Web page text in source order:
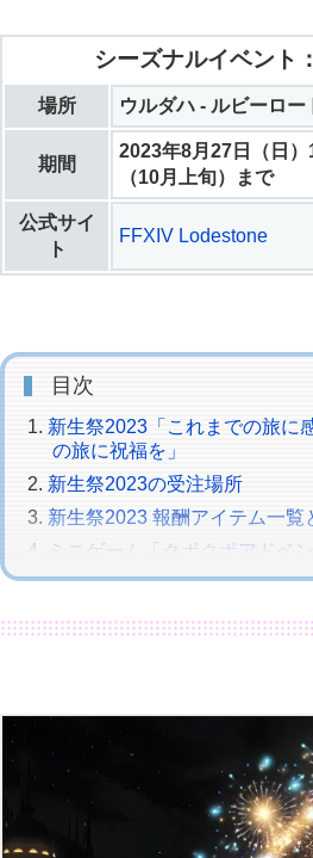
シーズナルイベント
場所 ウルダハ - ルビーロー
期間
2023年8月27日（日
（10月上旬）まで
公式サイ
ト
FFXIV Lodestone
目次
新生祭2023「これまでの旅に
の旅に祝福を」
新生祭2023の受注場所
新生祭2023 報酬アイテム一覧
ミニゲーム「クポクポアドベン
新生祭2023 シーズナルショッ
第七霊災を綴るクエスト「時